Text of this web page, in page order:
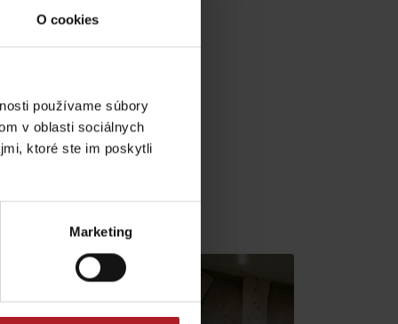
O cookies
používame súbory
v oblasti sociálnych
ktoré ste im poskytli
Marketing
blízkosti: